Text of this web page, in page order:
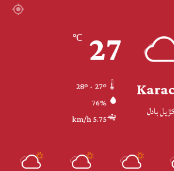
بادل
27
℃
76%
5.75 km/h